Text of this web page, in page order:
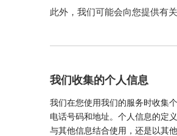
此外，我们可能会向您提供有
我们收集的个人信息
我们在您使用我们的服务时收集
电话号码和地址。个人信息的定
与其他信息结合使用，还是以其